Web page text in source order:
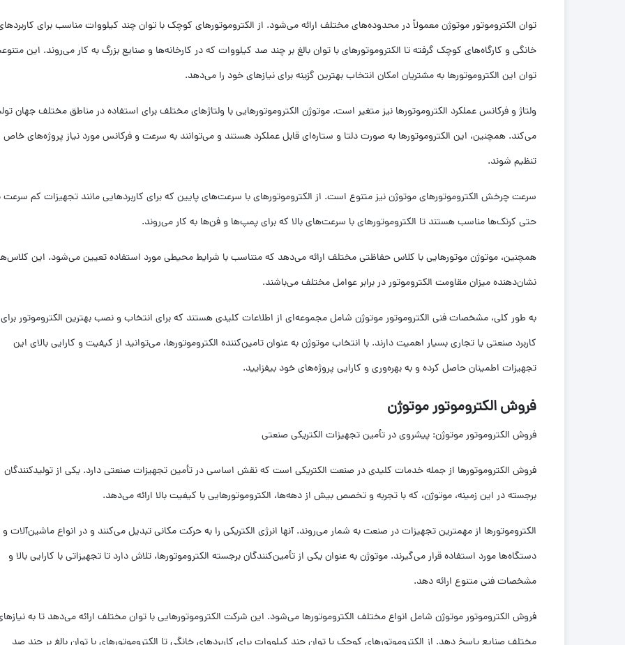
توان الکتروموتور موتوژن معمولاً در محدوده‌های مختلف ارائه می‌شود. از الکتروموتورهای کوچک با توان چند کیلووات مناسب برای
خانگی و کارگاه‌های کوچک گرفته تا الکتروموتورهای با توان بالغ بر چند صد کیلووات که در کارخانه‌ها و صنایع بزرگ به کار می‌روند. این
توان این الکتروموتورها به مشتریان امکان انتخاب بهترین گزینه برای نیازهای خود را می‌دهد.
ولتاژ و فرکانس عملکرد الکتروموتورها نیز متغیر است. موتوژن الکتروموتورهایی با ولتاژهای مختلف برای استفاده در مناطق مختلف جهان
می‌کند. همچنین، این الکتروموتورها به صورت دلتا و ستاره‌ای قابل عملکرد هستند و می‌توانند به سرعت و فرکانس مورد نیاز پروژه‌های خاص
تنظیم شوند.
سرعت چرخش الکتروموتورهای موتوژن نیز متنوع است. از الکتروموتورهای با سرعت‌های پایین که برای کاربردهایی مانند تجهیزات کم سرعت
حتی کرنک‌ها مناسب هستند تا الکتروموتورهای با سرعت‌های بالا که برای پمپ‌ها و فن‌ها به کار می‌روند.
همچنین، موتوژن موتورهایی با کلاس حفاظتی مختلف ارائه می‌دهد که متناسب با شرایط محیطی مورد استفاده تعیین می‌شود. این
نشان‌دهنده میزان مقاومت الکتروموتور در برابر عوامل مختلف می‌باشند.
به طور کلی، مشخصات فنی الکتروموتور موتوژن شامل مجموعه‌ای از اطلاعات کلیدی هستند که برای انتخاب و نصب بهترین الکتروموتور
کاربرد صنعتی یا تجاری بسیار اهمیت دارند. با انتخاب موتوژن به عنوان تامین‌کننده الکتروموتورها، می‌توانید از کیفیت و کارایی بالای این
تجهیزات اطمینان حاصل کرده و به بهره‌وری و کارایی پروژه‌های خود بیفزایید.
فروش الکتروموتور موتوژن
فروش الکتروموتور موتوژن: پیشروی در تأمین تجهیزات الکتریکی صنعتی
فروش الکتروموتورها از جمله خدمات کلیدی در صنعت الکتریکی است که نقش اساسی در تأمین تجهیزات صنعتی دارد. یکی از تولیدکنندگان
برجسته در این زمینه، موتوژن، که با تجربه و تخصص بیش از دهه‌ها، الکتروموتورهایی با کیفیت بالا ارائه می‌دهد.
الکتروموتورها از مهمترین تجهیزات در صنعت به شمار می‌روند. آنها انرژی الکتریکی را به حرکت مکانی تبدیل می‌کنند و در انواع ماشین‌آلات و
دستگاه‌ها مورد استفاده قرار می‌گیرند. موتوژن به عنوان یکی از تأمین‌کنندگان برجسته الکتروموتورها، تلاش دارد تا تجهیزاتی با کارایی بالا و
مشخصات فنی متنوع ارائه دهد.
فروش الکتروموتور موتوژن شامل انواع مختلف الکتروموتورها می‌شود. این شرکت الکتروموتورهایی با توان مختلف ارائه می‌دهد تا به